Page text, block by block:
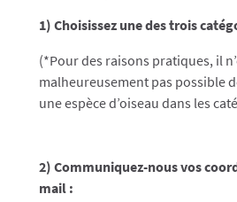
1) Choisissez une des trois
(*Pour des raisons pratiques, il
malheureusement pas possible
une espèce d’oiseau dans les
2) Communiquez-nous vos
mail :